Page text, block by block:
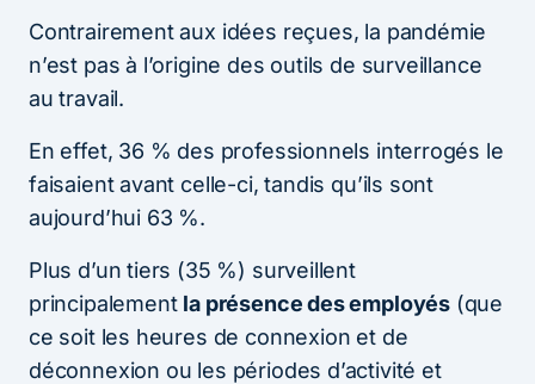
Contrairement aux idées reçues, la pandémie
n’est pas à l’origine des outils de surveillance
au travail.
En effet, 36 % des professionnels interrogés le
faisaient avant celle-ci, tandis qu’ils sont
aujourd’hui 63 %.
Plus d’un tiers (35 %) surveillent
principalement la présence des employés (que
ce soit les heures de connexion et de
déconnexion ou les périodes d’activité et